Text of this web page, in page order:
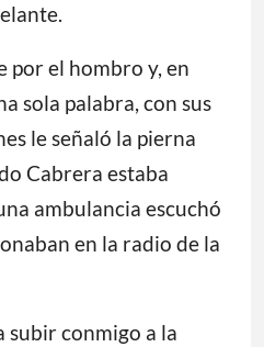
por el hombro y, en
sola palabra, con sus
le señaló la pierna
Cabrera estaba
ambulancia escuchó
en la radio de la
subir conmigo a la